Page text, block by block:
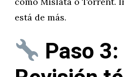
está de más.
Paso 3: